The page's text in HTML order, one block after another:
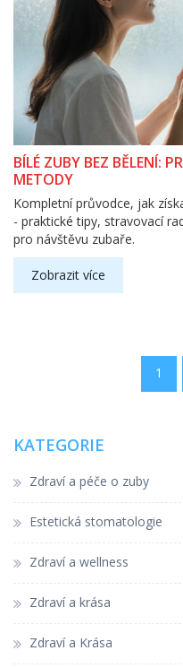
BÍLÉ ZUBY BEZ BĚLENÍ:
METODY
Kompletní průvodce, jak
- praktické tipy, stravovací
pro návštěvu zubaře.
Zobrazit více
1
KATEGORIE
Zdraví a péče o zuby
Estetická stomatologie
Zdraví a wellness
Zdraví a krása
Zdraví a Krása